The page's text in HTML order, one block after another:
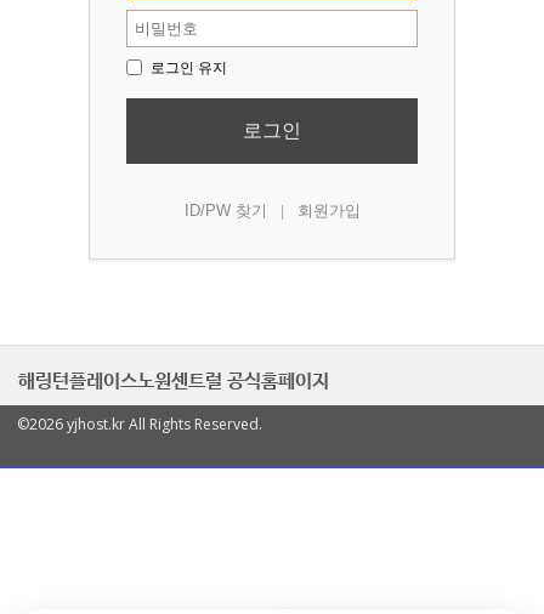
로그인 유지
로그인
ID/PW 찾기 회원가입
해링턴플레이스노원센트럴 공식홈페이지
©2026 yjhost.kr All Rights Reserved.